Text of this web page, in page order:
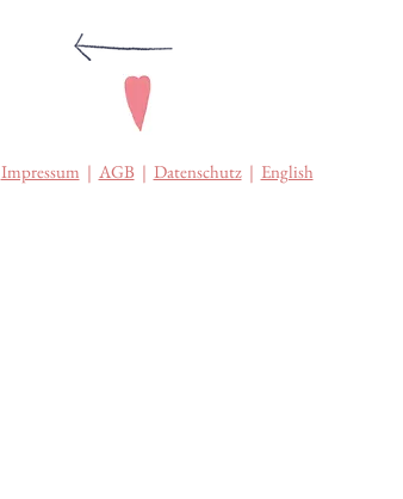
Impressum | AGB | Datenschutz| English